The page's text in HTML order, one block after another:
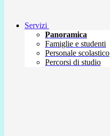
Servizi
Panoramica
Famiglie e studenti
Personale scolastico
Percorsi di studio